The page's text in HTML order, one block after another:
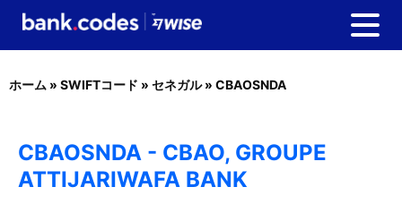
ホーム » SWIFTコード » セネガル» CBAOSNDA
CBAOSNDA - CBAO, GROUPE
ATTIJARIWAFA BANK